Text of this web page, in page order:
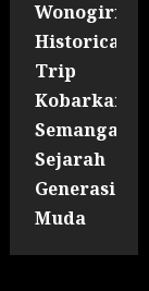
Wonogiri
Historical
Trip
Kobarkan
Semangat
Sejarah
Generasi
Muda